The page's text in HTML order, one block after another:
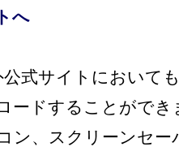
へ
公式サイトにおいて
ードすることがで
ン、スクリーンセー